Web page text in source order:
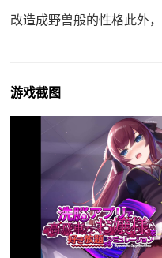
改造成野兽般的性格此外
游戏截图